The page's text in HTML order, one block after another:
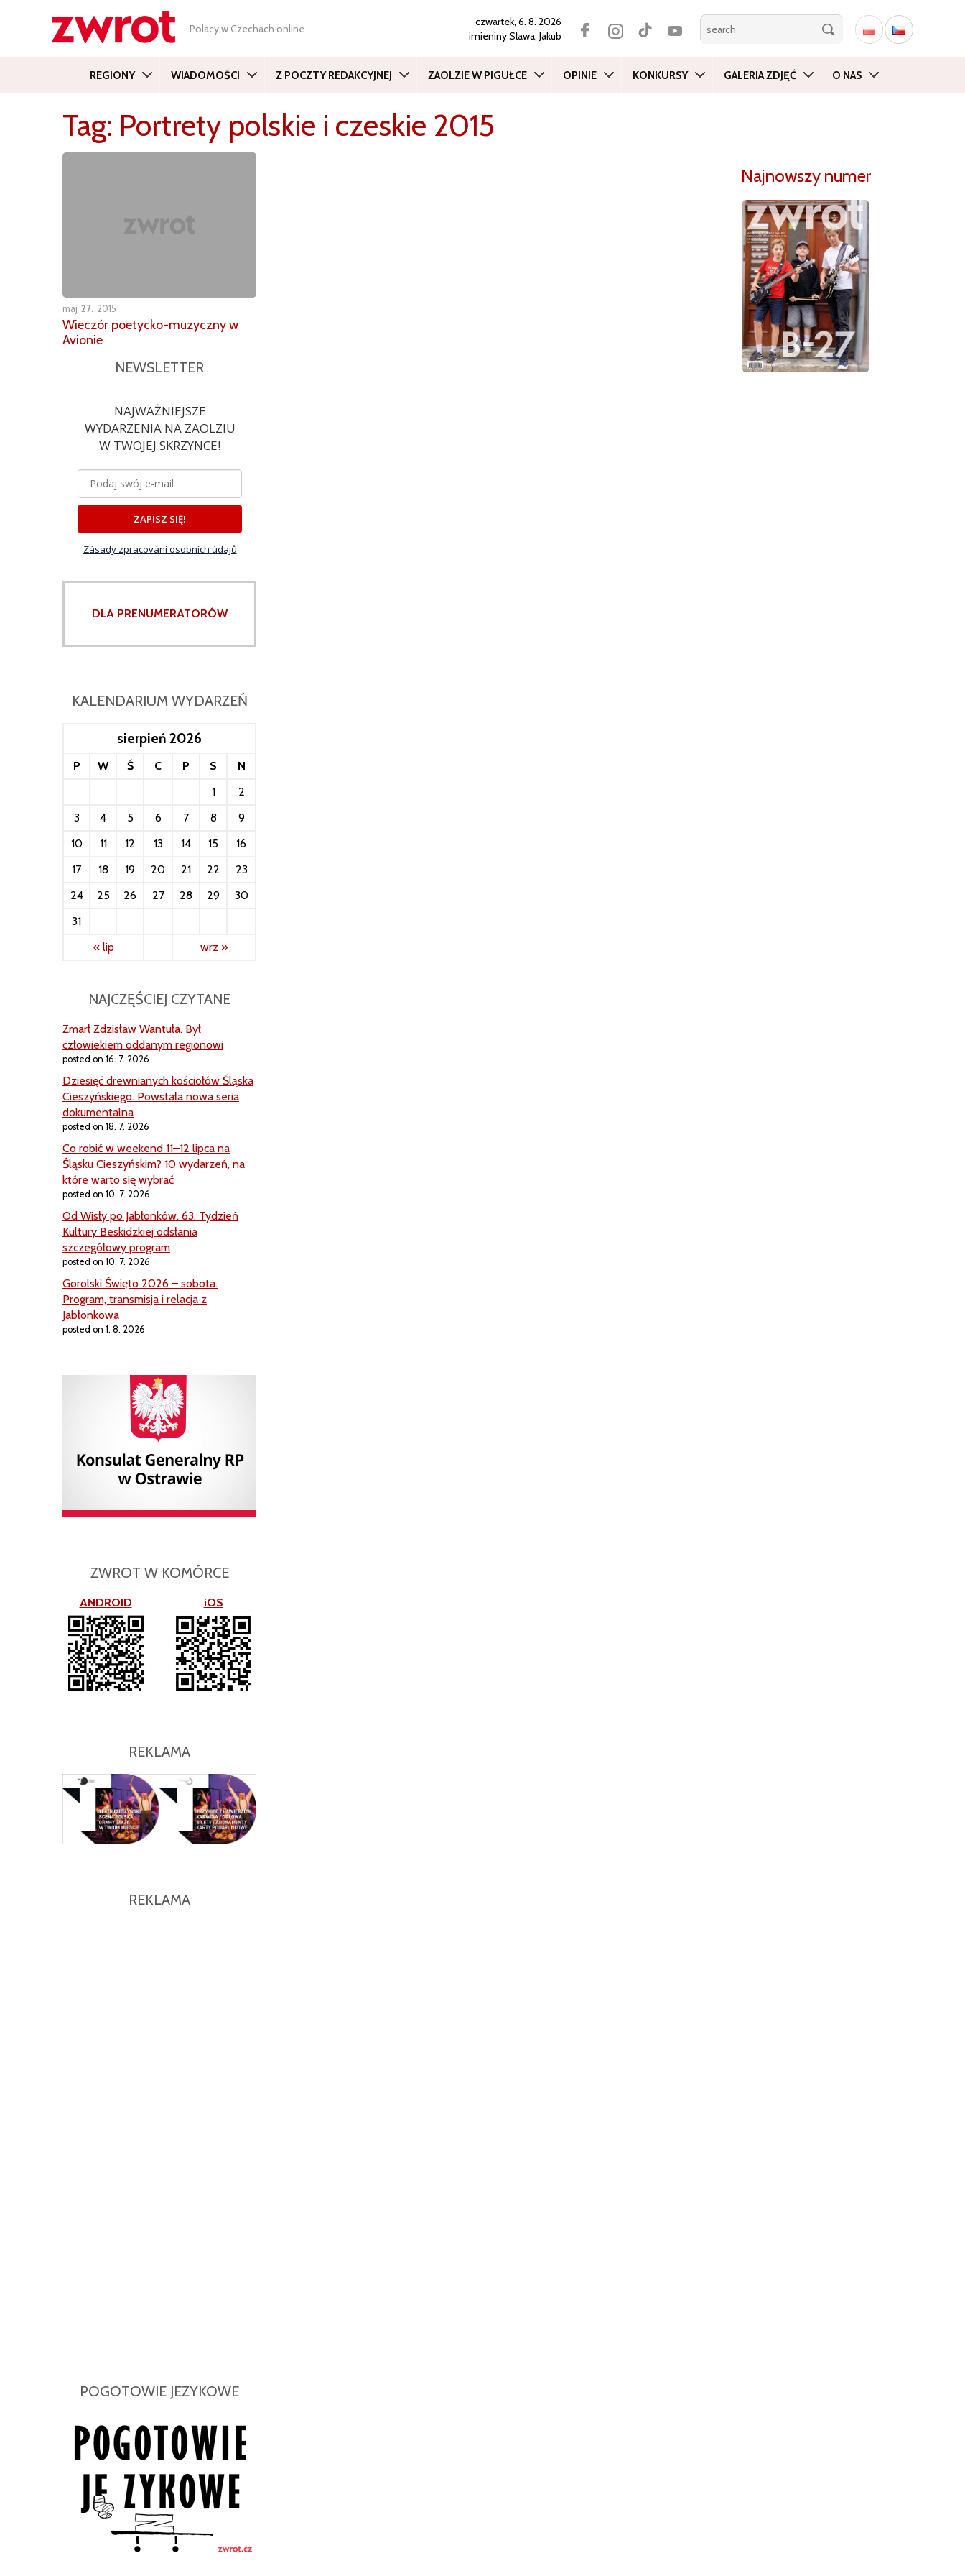
Polacy w Czechach online
czwartek, 6. 8. 2026
imieninySława, Jakub
REGIONY WIADOMOŚCI Z POCZTY REDAKCYJNEJ ZAOLZIE W PIGUŁCE OPINIE KONKURSY GALERIA ZDJĘĆ O NAS
Tag: Portrety polskie i czeskie 2015
maj 27 2015
Wieczór poetycko-muzyczny w
Avionie
Najnowszy numer
NEWSLETTER
NAJWAŻNIEJSZE
WYDARZENIA NA ZAOLZIU
W TWOJEJ SKRZYNCE!
ZAPISZ SIĘ!
Zásady zpracování osobních údajů
DLA PRENUMERATORÓW
KALENDARIUM WYDARZEŃ
sierpień 2026
P W Ś C P S
N
1
2
3
4 5 6 7 8
9
10
11 12 13 14 15
16
17
18 19 20 21 22
23
24
25 26 27 28 29
30
31
« lip
wrz »
NAJCZĘŚCIEJ CZYTANE
Zmarł Zdzisław Wantuła. Był
człowiekiem oddanym regionowi
posted on 16. 7. 2026
Dziesięć drewnianych kościołów Śląska
Cieszyńskiego. Powstała nowa seria
dokumentalna
posted on 18. 7. 2026
Co robić w weekend 11–12 lipca na
Śląsku Cieszyńskim? 10 wydarzeń, na
które warto się wybrać
posted on 10. 7. 2026
Od Wisły po Jabłonków. 63. Tydzień
Kultury Beskidzkiej odsłania
szczegółowy program
posted on 10. 7. 2026
Gorolski Święto 2026 – sobota.
Program, transmisja i relacja z
Jabłonkowa
posted on 1. 8. 2026
ZWROT W KOMÓRCE
ANDROID iOS
REKLAMA
REKLAMA
POGOTOWIE JEZYKOWE